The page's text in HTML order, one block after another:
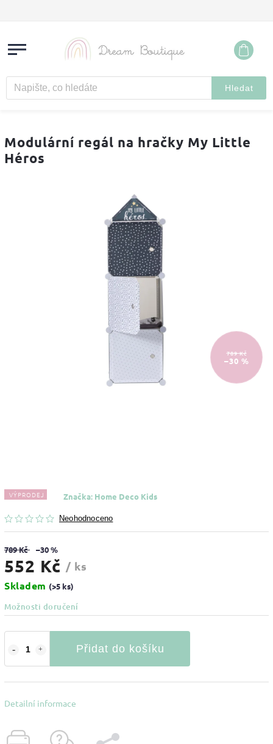
Hledat
Modulární regál na hračky My Little
Héros
789 Kč
–30 %
VÝPRODEJ
Neohodnoceno
Značka: Home Deco Kids
789 Kč –30 %
552 Kč / ks
Skladem (>5 ks)
Možnosti doručení
Přidat do košíku
Detailní informace